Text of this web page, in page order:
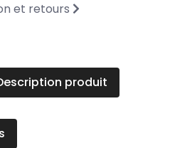
et retours
produit